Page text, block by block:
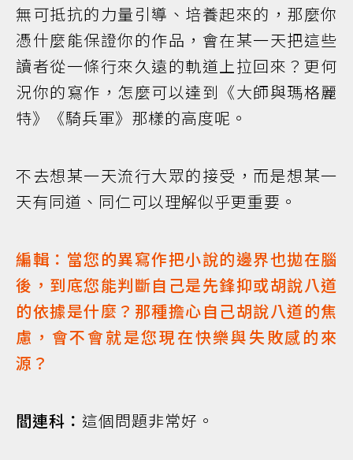
無可抵抗的力量引導、培養起來的，那麼你
憑什麼能保證你的作品，會在某一天把這些
讀者從一條行來久遠的軌道上拉回來？更何
況你的寫作，怎麼可以達到《大師與瑪格麗
特》《騎兵軍》那樣的高度呢。
不去想某一天流行大眾的接受，而是想某一
天有同道、同仁可以理解似乎更重要。
編輯：當您的異寫作把小說的邊界也拋在腦
後，到底您能判斷自己是先鋒抑或胡說八道
的依據是什麼？那種擔心自己胡說八道的焦
慮，會不會就是您現在快樂與失敗感的來
源？
閻連科： 這個問題非常好。